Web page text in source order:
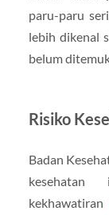
paru-paru
lebih dikenal
belum
Risiko
Badan
kesehatan